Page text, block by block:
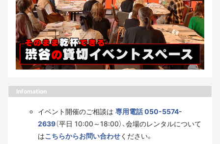
Infomation
イベント開催のご相談は 専用電話 050-5574-
2639（平日 10:00～18:00）、会場のレンタルについて
はこちらからお問い合わせください。